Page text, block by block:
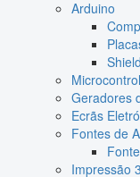
Arduino
Geradores
Ecrãs
Fontes de
Impressão